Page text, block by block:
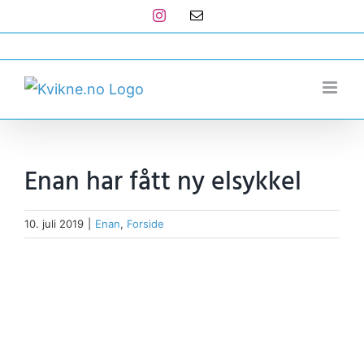
to
content
Instagram
E-
Enan har fått ny elsykkel
10. juli 2019 Enan, Forside